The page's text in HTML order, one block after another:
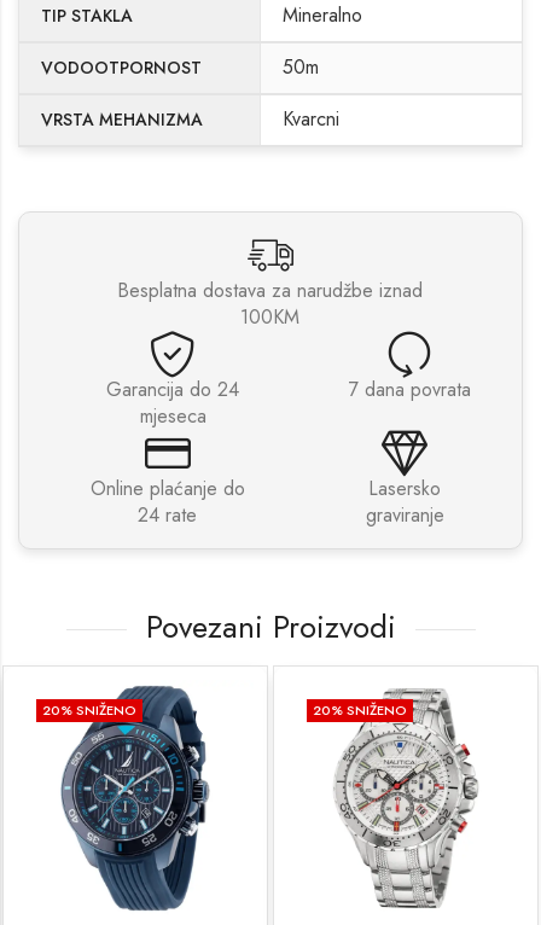
TIP STAKLA Mineralno
VODOOTPORNOST 50m
VRSTA MEHANIZMA Kvarcni
Besplatna dostava za narudžbe iznad
100KM
Garancija do 24
mjeseca
7 dana povrata
Online plaćanje do
24 rate
Lasersko
graviranje
Povezani Proizvodi
20% SNIŽENO 20% SNIŽENO